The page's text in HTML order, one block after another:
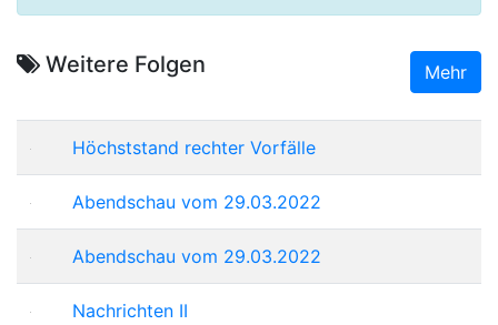
Weitere Folgen Mehr
Höchststand rechter Vorfälle
Abendschau vom 29.03.2022
Abendschau vom 29.03.2022
Nachrichten II